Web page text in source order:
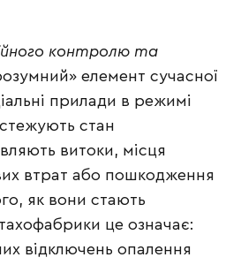
контролю та
елемент сучасної
прилади в режимі
стан
витоки, місця
втрат або пошкодження
як вони стають
це означає:
відключень опалення